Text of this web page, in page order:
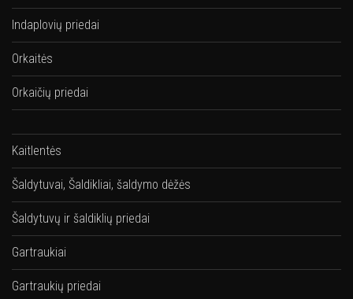
Indaplovių priedai
Orkaitės
Orkaičių priedai
Kaitlentės
Šaldytuvai, Šaldikliai, šaldymo dėžės
Šaldytuvų ir šaldiklių priedai
Gartraukiai
Gartraukių priedai